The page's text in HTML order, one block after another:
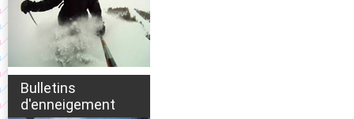
Bulletins
d'enneigement